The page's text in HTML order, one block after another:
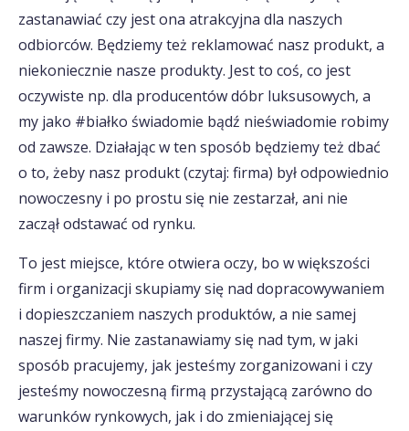
zastanawiać czy jest ona atrakcyjna dla naszych
odbiorców. Będziemy też reklamować nasz produkt, a
niekoniecznie nasze produkty. Jest to coś, co jest
oczywiste np. dla producentów dóbr luksusowych, a
my jako #białko świadomie bądź nieświadomie robimy
od zawsze. Działając w ten sposób będziemy też dbać
o to, żeby nasz produkt (czytaj: firma) był odpowiednio
nowoczesny i po prostu się nie zestarzał, ani nie
zaczął odstawać od rynku.
To jest miejsce, które otwiera oczy, bo w większości
firm i organizacji skupiamy się nad dopracowywaniem
i dopieszczaniem naszych produktów, a nie samej
naszej firmy. Nie zastanawiamy się nad tym, w jaki
sposób pracujemy, jak jesteśmy zorganizowani i czy
jesteśmy nowoczesną firmą przystającą zarówno do
warunków rynkowych, jak i do zmieniającej się